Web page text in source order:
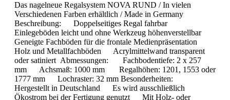
Das nagelneue Regalsystem NOVA RUND / In vielen
Verschiedenen Farben erhältlich / Made in Germany
Beschreibung: Doppelseitiges Regal fahrbar
Einlegeböden leicht und ohne Werkzeug höhenverstellbar
Geneigte Fachböden für die frontale Medienpräsentation
Holz und Metallfachböden Acrylmittelwand transparent
oder satiniert Abmessungen: Fachbodentiefe: 2 x 257
mm Achsmaß: 1000 mm Regalhöhen: 1201, 1553 oder
1777 mm Lochraster: 32 mm Besonderheiten:
Hergestellt in Deutschland Es wird ausschließlich
Ökostrom bei der Fertigung genutzt Mit Holz- oder